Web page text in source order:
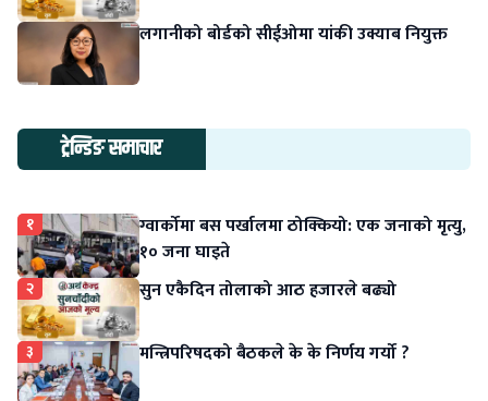
लगानीको बोर्डको सीईओमा यांकी उक्याब नियुक्त
ट्रेन्डिङ समाचार
१
ग्वार्कोमा बस पर्खालमा ठोक्कियो: एक जनाको मृत्यु,
१० जना घाइते
२ सुन एकैदिन तोलाको आठ हजारले बढ्यो
३ मन्त्रिपरिषदको बैठकले के के निर्णय गर्यो ?